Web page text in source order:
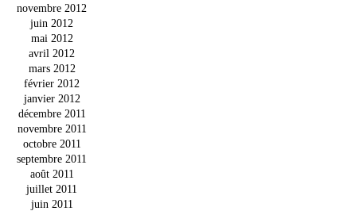
novembre 2012
juin 2012
mai 2012
avril 2012
mars 2012
février 2012
janvier 2012
décembre 2011
novembre 2011
octobre 2011
septembre 2011
août 2011
juillet 2011
juin 2011